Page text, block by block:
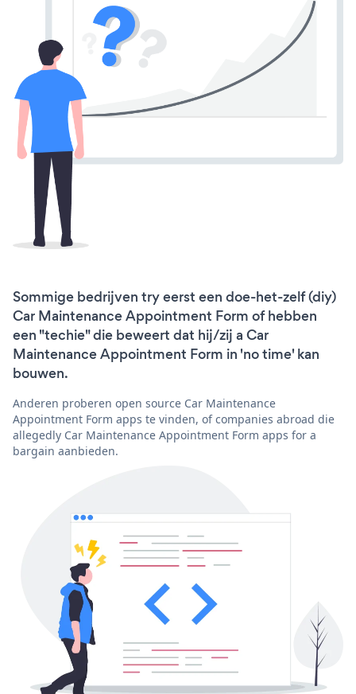
Sommige bedrijven try eerst een doe-het-zelf (diy)
Car Maintenance Appointment Form of hebben
een "techie" die beweert dat hij/zij a Car
Maintenance Appointment Form in 'no time' kan
bouwen.
Anderen proberen open source Car Maintenance
Appointment Form apps te vinden, of companies abroad die
allegedly Car Maintenance Appointment Form apps for a
bargain aanbieden.